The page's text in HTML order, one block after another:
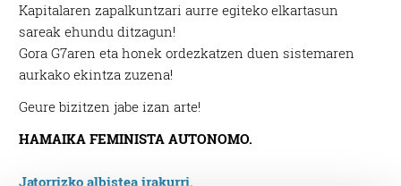
Kapitalaren zapalkuntzari aurre egiteko elkartasun
sareak ehundu ditzagun!
Gora G7aren eta honek ordezkatzen duen sistemaren
aurkako ekintza zuzena!
Geure bizitzen jabe izan arte!
HAMAIKA FEMINISTA AUTONOMO.
Jatorrizko albistea irakurri.